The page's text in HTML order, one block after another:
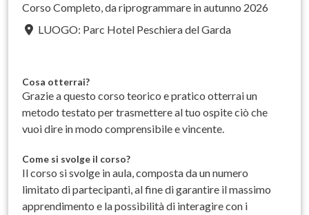
Corso Completo, da riprogrammare in autunno 2026
LUOGO: Parc Hotel Peschiera del Garda
Cosa otterrai?
Grazie a questo corso teorico e pratico otterrai un
metodo testato per trasmettere al tuo ospite ciò che
vuoi dire in modo comprensibile e vincente.
Come si svolge il corso?
Il corso si svolge in aula, composta da un numero
limitato di partecipanti, al fine di garantire il massimo
apprendimento e la possibilità di interagire con i